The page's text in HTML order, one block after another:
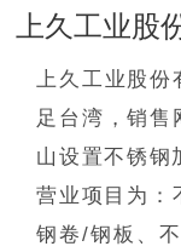
上久工业股
上久工业股份
足台湾，销售
山设置不锈钢
营业项目为：
钢卷/钢板、